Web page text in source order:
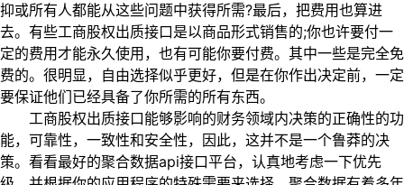
抑或所有人都能从这些问题中获得所需?最后，把费用也算进
去。有些工商股权出质接口是以商品形式销售的;你也许要付一
定的费用才能永久使用，也有可能你要付费。其中一些是完全免
费的。很明显，自由选择似乎更好，但是在你作出决定前，一定
要保证他们已经具备了你所需的所有东西。
工商股权出质接口能够影响的财务领域内决策的正确性的功
能，可靠性，一致性和安全性，因此，这并不是一个鲁莽的决
策。看看最好的聚合数据api接口平台，认真地考虑一下优先